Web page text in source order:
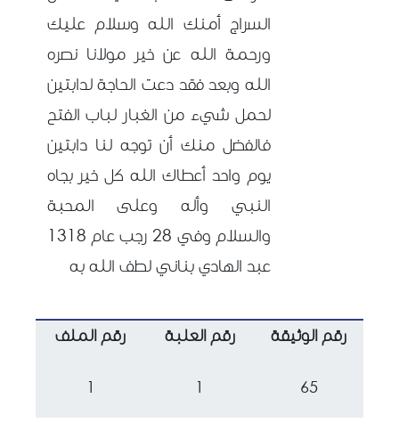
السراج أمنك الله وسلام عليك
ورحمة الله عن خير مولانا نصره
الله وبعد فقد دعت الحاجة لدابتين
لحمل شيء من الغبار لباب الفتح
فالفضل منك أن توجه لنا دابتين
يوم واحد أعطاك الله كل خير بجاه
النبي وأله وعلى المحبة
والسلام وفي 28 رجب عام 1318
عبد الهادي بناني لطف الله به
رقم الملف رقم العلبة رقم الوثيقة
1 1 65